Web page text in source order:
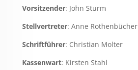
Vorsitzender: John Sturm
Stellvertreter: Anne Rothenbücher
Schriftführer: Christian Molter
Kassenwart: Kirsten Stahl